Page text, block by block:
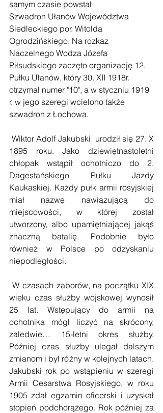
samym czasie powstał
Szwadron Ułanów Województwa
Siedleckiego por. Witolda
Ogrodzińskiego. Na rozkaz
Naczelnego Wodza Józefa
Piłsudskiego zaczęto organizację 12.
Pułku Ułanów, który 30. XII 1918r.
otrzymał numer "10", a w styczniu 1919
r. w jego szeregi wcielono także
szwadron z Łochowa.
1895 roku. Jako dziewiętnastoletni
chłopak wstąpił ochotniczo do 2.
Dagestańskiego Pułku Jazdy
Kaukaskiej. Każdy pułk armii rosyjskiej
miał nazwę nawiązującą do
miejscowości, w której został
utworzony, albo upamiętniającej jakąś
znaczną batalię. Podobnie było
również w Polsce po odzyskaniu
niepodległości.
wieku czas służby wojskowej wynosił
25 lat. Wstępujący do armii na
ochotnika mógł liczyć na skrócony,
zaledwie… 15-letni okres służby.
Później czas służby ulegał dalszym
zmianom i był różny w kolejnych latach.
Jakubski rok po wstąpieniu w szeregi
Armii Cesarstwa Rosyjskiego, w roku
1905 zdał egzamin oficerski i uzyskał
stopień podchorążego. Rok później za